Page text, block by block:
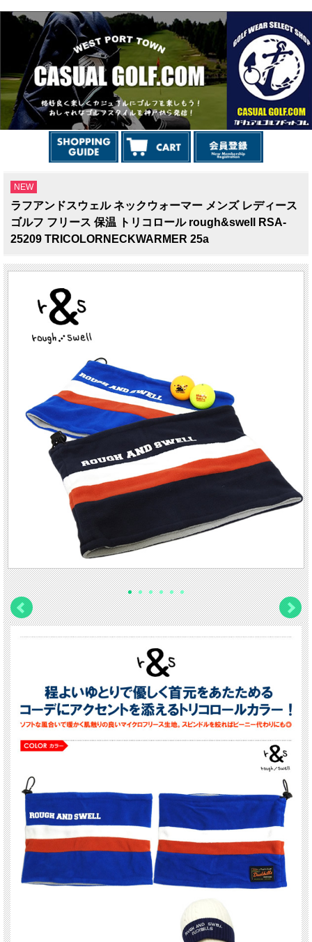
NEW
ラフアンドスウェル ネックウォーマー メンズ レディース
ゴルフ フリース 保温 トリコロール rough&swell RSA-
25209 TRICOLORNECKWARMER 25a